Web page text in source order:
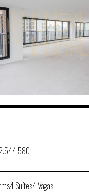
4 Suítes4 Vagas